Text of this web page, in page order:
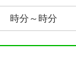
時分～時分